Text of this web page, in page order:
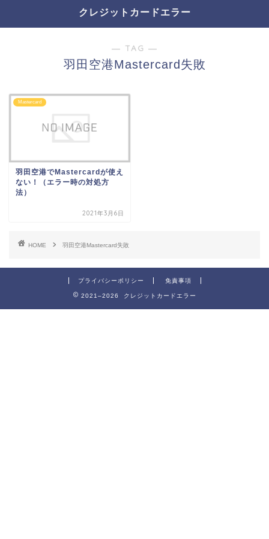
クレジットカードエラー
― TAG ―
羽田空港Mastercard失敗
Mastercard
羽田空港でMastercardが使え
ない！（エラー時の対処方
法）
2021年3月6日
HOME 羽田空港Mastercard失敗
プライバシーポリシー 免責事項
2021–2026 クレジットカードエラー